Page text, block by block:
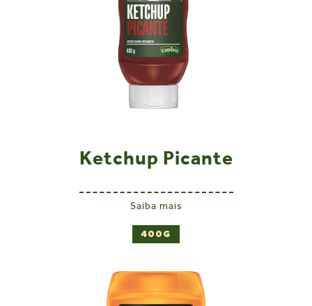
Ketchup Picante
Saiba mais
400G